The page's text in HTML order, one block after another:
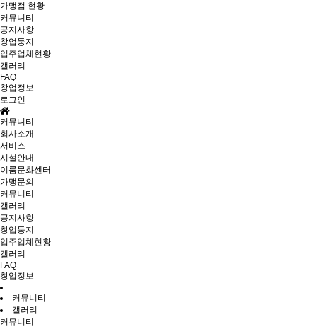
가맹점 현황
커뮤니티
공지사항
창업둥지
입주업체현황
갤러리
FAQ
창업정보
로그인
커뮤니티
회사소개
서비스
시설안내
이룸문화센터
가맹문의
커뮤니티
갤러리
공지사항
창업둥지
입주업체현황
갤러리
FAQ
창업정보
커뮤니티
갤러리
커뮤니티